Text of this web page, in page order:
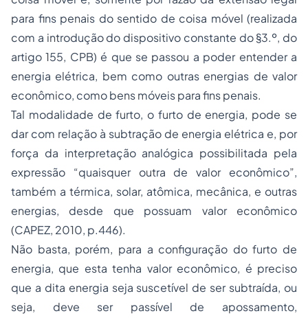
para fins penais do sentido de coisa móvel (realizada
com a introdução do dispositivo constante do §3.º, do
artigo 155, CPB) é que se passou a poder entender a
energia elétrica, bem como outras energias de valor
econômico, como bens móveis para fins penais.
Tal modalidade de furto, o furto de energia, pode se
dar com relação à subtração de energia elétrica e, por
força da interpretação analógica possibilitada pela
expressão “quaisquer outra de valor econômico”,
também a térmica, solar, atômica, mecânica, e outras
energias, desde que possuam valor econômico
(CAPEZ, 2010, p.446).
Não basta, porém, para a configuração do furto de
energia, que esta tenha valor econômico, é preciso
que a dita energia seja suscetível de ser subtraída, ou
seja, deve ser passível de apossamento,